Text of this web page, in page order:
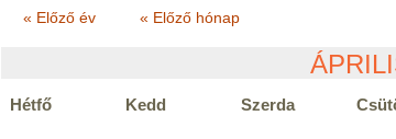
« Előző év
« Előző hónap
Hétfő Kedd Szerda